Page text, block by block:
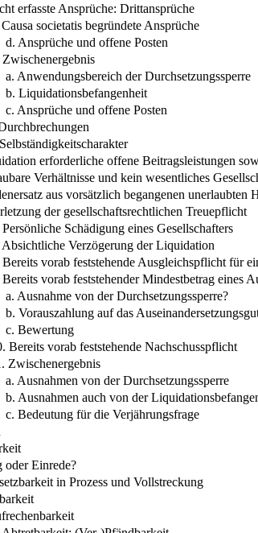
erfasste Ansprüche: Drittansprüche
societatis begründete Ansprüche
d. Ansprüche und offene Posten
Zwischenergebnis
a. Anwendungsbereich der Durchsetzungssperre
b. Liquidationsbefangenheit
c. Ansprüche und offene Posten
erforderliche offene Beitragsleistungen
Verhältnisse und kein wesentliches
aus vorsätzlich begangenen unerlaubten
der gesellschaftsrechtlichen Treuepflicht
Schädigung eines Gesellschafters
Absichtliche Verzögerung der Liquidation
vorab feststehende Ausgleichspflicht für
vorab feststehender Mindestbetrag eines
a. Ausnahme von der Durchsetzungssperre?
b. Vorauszahlung auf das
c. Bewertung
Bereits vorab feststehende Nachschusspflicht
Zwischenergebnis
a. Ausnahmen von der Durchsetzungssperre
b. Ausnahmen auch von der
c. Bedeutung für die Verjährungsfrage
oder Einrede?
in Prozess und Vollstreckung